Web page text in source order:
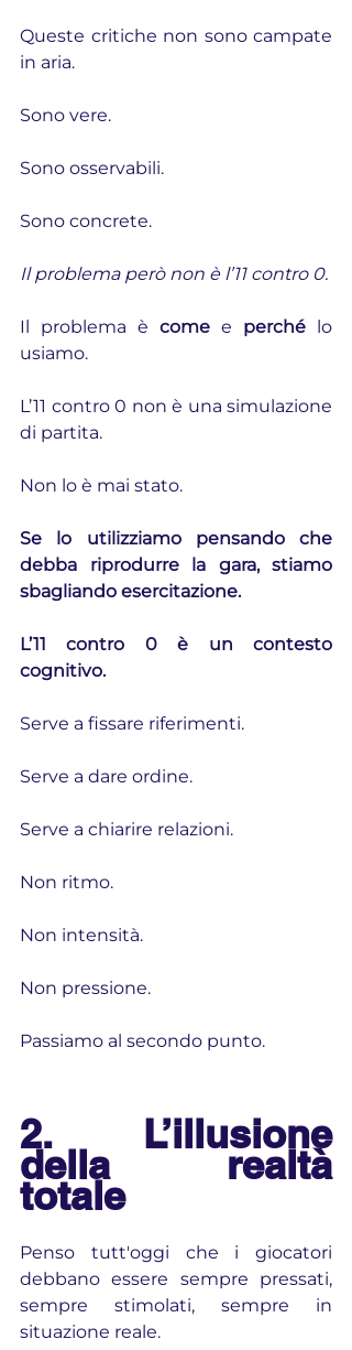
Queste critiche non sono campate
in aria.
Sono vere.
Sono osservabili.
Sono concrete.
Il problema però non è l’11 contro 0.
Il problema è come e perché lo
usiamo.
L’11 contro 0 non è una simulazione
di partita.
Non lo è mai stato.
Se lo utilizziamo pensando che
debba riprodurre la gara, stiamo
sbagliando esercitazione.
L’11 contro 0 è un contesto
cognitivo.
Serve a fissare riferimenti.
Serve a dare ordine.
Serve a chiarire relazioni.
Non ritmo.
Non intensità.
Non pressione.
Passiamo al secondo punto.
2. L’illusione
della realtà
totale
Penso tutt'oggi che i giocatori
debbano essere sempre pressati,
sempre stimolati, sempre in
situazione reale.